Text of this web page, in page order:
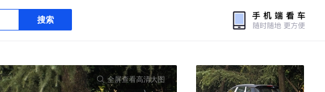
搜索
全屏查看高清大图